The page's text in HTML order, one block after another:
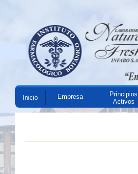
Inicio Empresa
Principios
Activos